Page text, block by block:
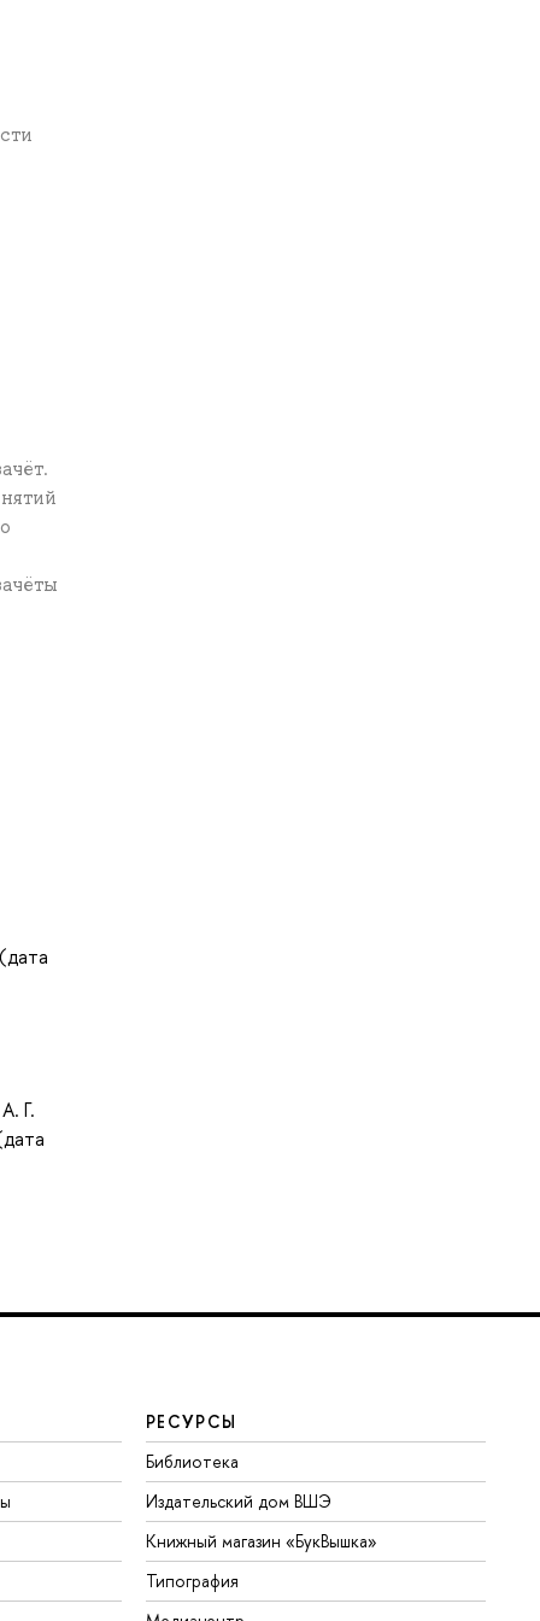
Г.
РЕСУРСЫ
Библиотека
Издательский дом ВШЭ
Книжный магазин «БукВышка»
Типография